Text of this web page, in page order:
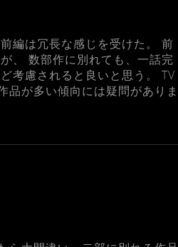
編は冗長な感じを受けた。 前
、 数部作に別れても、一話完
考慮されると良いと思う。 TV
品が多い傾向には疑問がありま